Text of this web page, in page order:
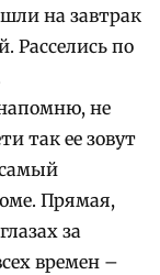
на завтрак
Расселись по
не
так ее зовут
Прямая,
за
времен –